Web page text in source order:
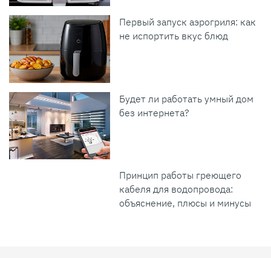
Первый запуск аэрогриля: как
не испортить вкус блюд
Будет ли работать умный дом
без интернета?
Принцип работы греющего
кабеля для водопровода:
объяснение, плюсы и минусы